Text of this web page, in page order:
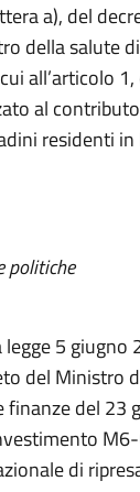
a), del
della salute
all’articolo
al
residenti
politiche
5 giugno
del Ministro
finanze del 23
di